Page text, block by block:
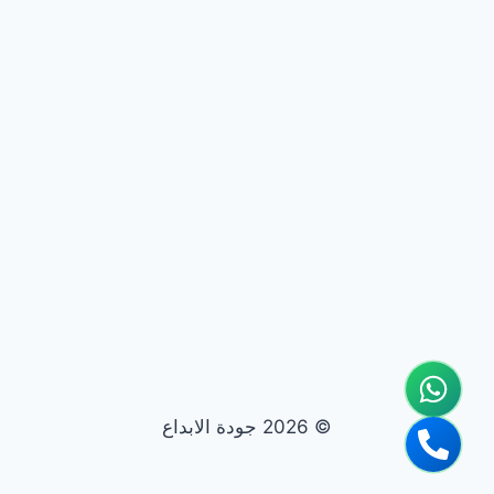
© 2026 جودة الابداع